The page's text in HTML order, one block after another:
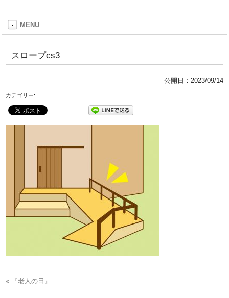
MENU
スロープcs3
公開日： 2023/09/14
カテゴリー:
« 『老人の日』